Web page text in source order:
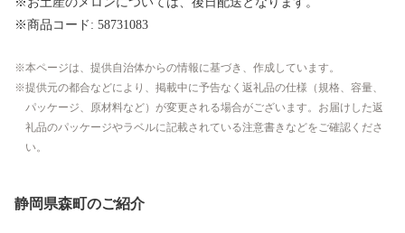
※商品コード: 58731083
本ページは、提供自治体からの情報に基づき、作成しています。
提供元の都合などにより、掲載中に予告なく返礼品の仕様（規格、容量、
パッケージ、原材料など）が変更される場合がございます。お届けした返
礼品のパッケージやラベルに記載されている注意書きなどをご確認くださ
い。
静岡県森町のご紹介